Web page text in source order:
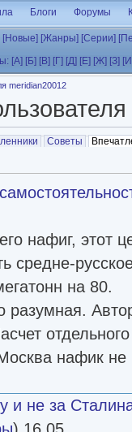
Блоги Форумы
[Новые] [Жанры] [Серии]
[А] [Б] [В] [Г] [Д] [Е] [Ж] [З]
meridian20012
Советы
нафиг, этот
средне-
на 80.
разумная.
нафик
и не за